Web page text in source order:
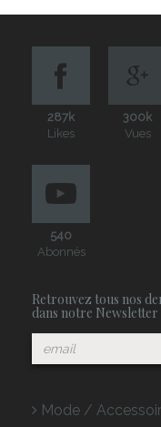
287k
Likes
300k
Vues
540
Abonnés
Retrouvez tous nos
dans notre
Mode /